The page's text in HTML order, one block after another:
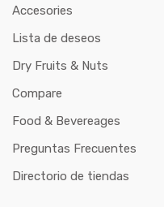
Accesories
Lista de deseos
Dry Fruits & Nuts
Compare
Food & Bevereages
Preguntas Frecuentes
Directorio de tiendas